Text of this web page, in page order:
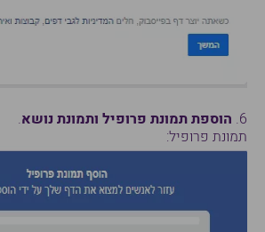
6. הוספת תמונת פרופיל ותמונת נושא.
תמונת פרופיל: